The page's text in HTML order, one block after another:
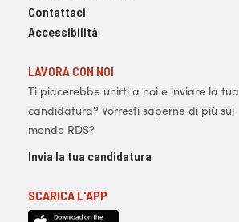
Contattaci
Accessibilità
LAVORA CON NOI
Ti piacerebbe unirti a noi e inviare la tua
candidatura? Vorresti saperne di più sul
mondo RDS?
Invia la tua candidatura
SCARICA L'APP